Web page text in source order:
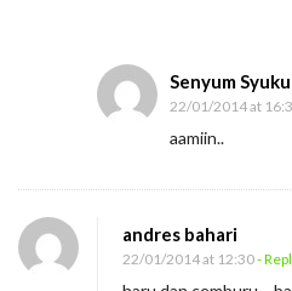
Senyum
22/01/2014 at
aamiin..
andres bahari
22/01/2014 at 12:30-